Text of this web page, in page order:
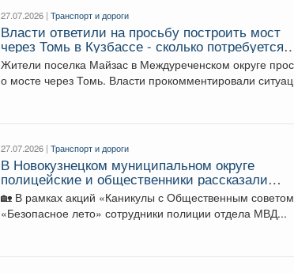
27.07.2026 |Транспорт и дороги
Власти ответили на просьбу построить мост
через Томь в Кузбассе - сколько потребуется
денег
Жители поселка Майзас в Междуреченском округе
о мосте через Томь. Власти прокомментировали
27.07.2026 |Транспорт и дороги
В Новокузнецком муниципальном округе
полицейские и общественники рассказали
воспитанникам детского дома о безопасности
летний период
🏡 В рамках акций «Каникулы с Общественным
«Безопасное лето» сотрудники полиции отдела МВД...